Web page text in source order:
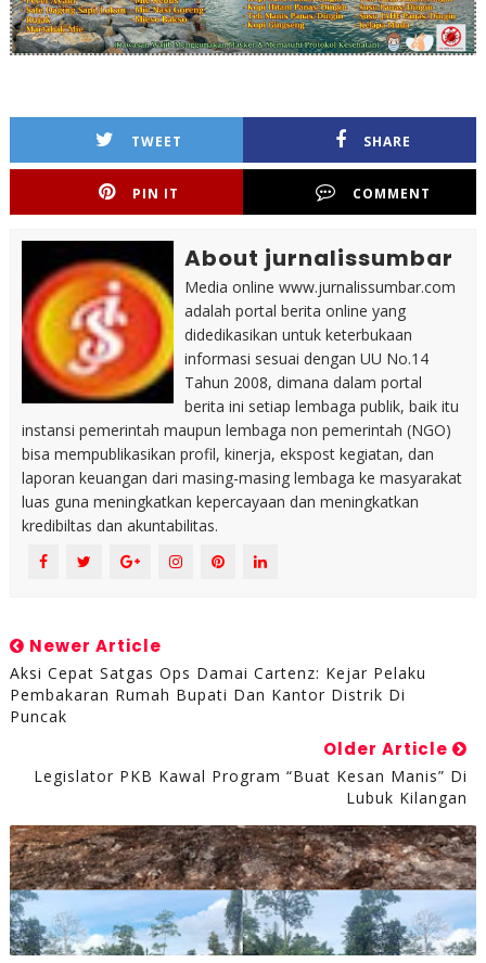
TWEET SHARE
PIN IT COMMENT
About jurnalissumbar
Media online www.jurnalissumbar.com
adalah portal berita online yang
didedikasikan untuk keterbukaan
informasi sesuai dengan UU No.14
Tahun 2008, dimana dalam portal
berita ini setiap lembaga publik, baik itu
instansi pemerintah maupun lembaga non pemerintah (NGO)
bisa mempublikasikan profil, kinerja, ekspost kegiatan, dan
laporan keuangan dari masing-masing lembaga ke masyarakat
luas guna meningkatkan kepercayaan dan meningkatkan
kredibiltas dan akuntabilitas.
Newer Article
Aksi Cepat Satgas Ops Damai Cartenz: Kejar Pelaku
Pembakaran Rumah Bupati Dan Kantor Distrik Di
Puncak
Older Article
Legislator PKB Kawal Program “Buat Kesan Manis” Di
Lubuk Kilangan